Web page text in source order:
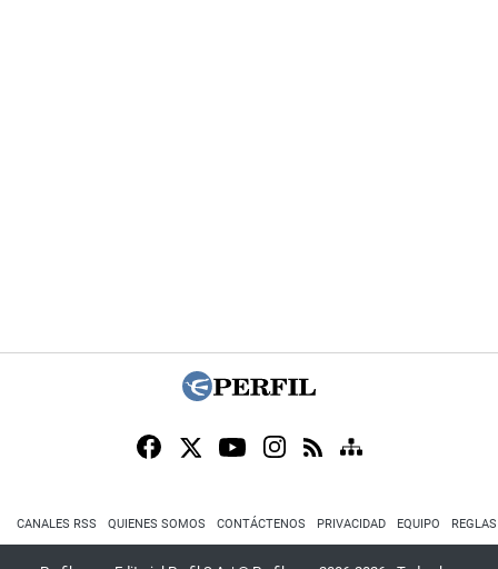
CANALES RSS QUIENES SOMOS CONTÁCTENOS PRIVACIDAD EQUIPO